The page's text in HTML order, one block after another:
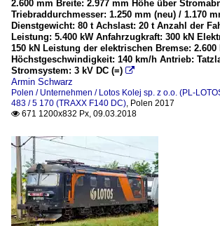
2.600 mm Breite: 2.977 mm Höhe über
Triebraddurchmesser: 1.250 mm (neu) / 1.170
Dienstgewicht: 80 t Achslast: 20 t Anzahl der
Leistung: 5.400 kW Anfahrzugkraft: 300 kN
150 kN Leistung der elektrischen Bremse: 2.600
Höchstgeschwindigkeit: 140 km/h Antrieb:
Stromsystem: 3 kV DC (=) 
Armin Schwarz
Polen / Unternehmen / Lotos Kolej sp. z o.o. (PL-
483 / 5 170 (TRAXX F140 DC), Polen 2017
 671 1200x832 Px, 09.03.2018